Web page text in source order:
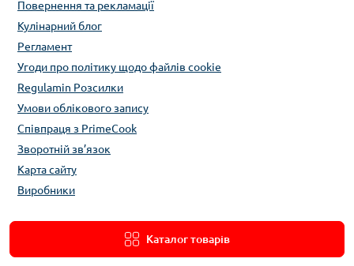
Повернення та рекламації
Кулінарний блог
Регламент
Угоди про політику щодо файлів cookie
Regulamin Розсилки
Умови облікового запису
Співпраця з PrimeCook
Зворотній зв’язок
Карта сайту
Виробники
Каталог товарів